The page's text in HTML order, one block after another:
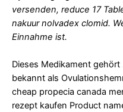
versenden, reduce 17
nakuur nolvadex clomid.
Einnahme ist.
Dieses Medikament
bekannt als
cheap propecia canada
rezept kaufen Product